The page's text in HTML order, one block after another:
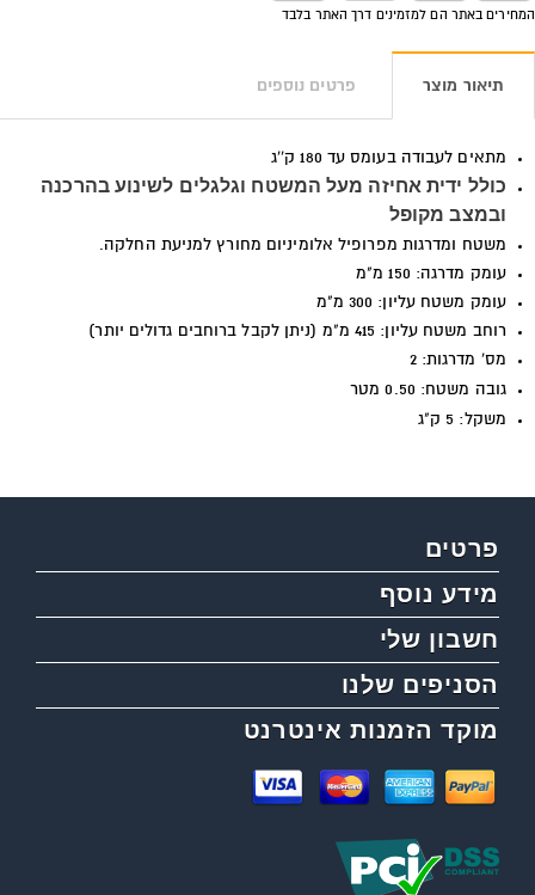
המחירים באתר הם למזמינים דרך האתר בלבד
תיאור מוצר פרטים נוספים
מתאים לעבודה בעומס עד 180 ק''ג
כולל ידית אחיזה מעל המשטח וגלגלים לשינוע בהרכנה
ובמצב מקופל
משטח ומדרגות מפרופיל אלומיניום מחורץ למניעת החלקה.
עומק מדרגה: 150 מ"מ
עומק משטח עליון: 300 מ"מ
רוחב משטח עליון: 415 מ"מ (ניתן לקבל ברוחבים גדולים יותר)
מס' מדרגות: 2
גובה משטח: 0.50 מטר
משקל: 5 ק"ג
פרטים
מידע נוסף
חשבון שלי
הסניפים שלנו
מוקד הזמנות אינטרנט